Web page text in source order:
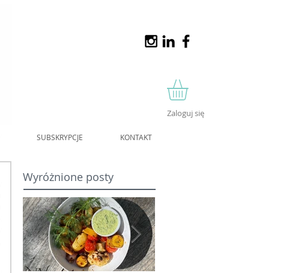
Zaloguj się
SUBSKRYPCJE KONTAKT
Wyróżnione posty